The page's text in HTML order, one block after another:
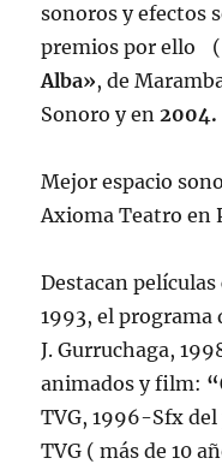
sonoros y efectos
premios por ello (
Alba», de
Sonoro y en2004.
Mejor espacio
Axioma Teatro en
Destacan
1993, el programa
J. Gurruchaga,
animados y film:
TVG, 1996-Sfx
TVG ( más de 10